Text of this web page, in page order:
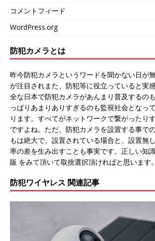
コメントフィード
WordPress.org
防犯カメラとは
昨今防犯カメラというワードを聞かない日が
が注目されまた、防犯等に役立っていると実
全な日本で防犯カメラがあんまり普及するの
っぱりあまりありすぎるのも監視社会となっ
ります。すべてがネットワークで繋がったり
ですよね。ただ、防犯カメラを設置する事で
もは絶大で、設置されている場合と、設置無
率の差を生み出すことも事実です。正しい知
販 をみて頂いて取捨選択頂ければと思います。
防犯ワイヤレス 関連記事